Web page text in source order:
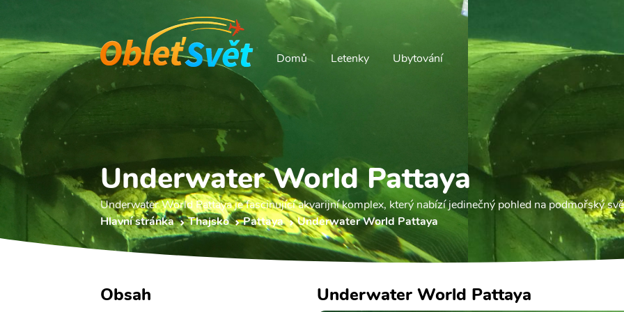
Domů Letenky Ubytování
Underwater World Pattaya
Underwater World Pattaya je fascinující akvarijní komplex, který nabízí jedinečný pohled na podmořský
Hlavní stránka
Thajsko Pattaya Underwater World Pattaya
Obsah Underwater World Pattaya